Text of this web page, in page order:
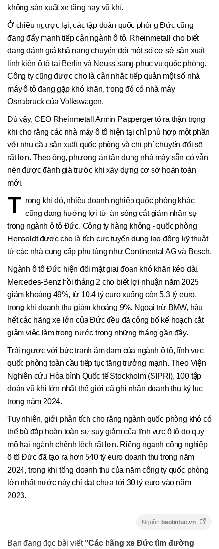
không sản xuất xe tăng hay vũ khí.
Ở chiều ngược lại, các tập đoàn quốc phòng Đức cũng
đang đẩy mạnh tiếp cận ngành ô tô. Rheinmetall cho biết
đang đánh giá khả năng chuyển đổi một số cơ sở sản xuất
linh kiện ô tô tại Berlin và Neuss sang phục vụ quốc phòng.
Công ty cũng được cho là cân nhắc tiếp quản một số nhà
máy ô tô đang gặp khó khăn, trong đó có nhà máy
Osnabruck của Volkswagen.
Dù vậy, CEO Rheinmetall Armin Papperger tỏ ra thận trọng
khi cho rằng các nhà máy ô tô hiện tại chỉ phù hợp một phần
với nhu cầu sản xuất quốc phòng và chi phí chuyển đổi sẽ
rất lớn. Theo ông, phương án tận dụng nhà máy sẵn có vẫn
nên được đánh giá trước khi xây dựng cơ sở hoàn toàn
mới.
T rong khi đó, nhiều doanh nghiệp quốc phòng khác
cũng đang hưởng lợi từ làn sóng cắt giảm nhân sự
trong ngành ô tô Đức. Công ty hàng không - quốc phòng
Hensoldt được cho là tích cực tuyển dụng lao động kỹ thuật
từ các nhà cung cấp phụ tùng như Continental AG và Bosch.
Ngành ô tô Đức hiện đối mặt giai đoạn khó khăn kéo dài.
Mercedes-Benz hồi tháng 2 cho biết lợi nhuận năm 2025
giảm khoảng 49%, từ 10,4 tỷ euro xuống còn 5,3 tỷ euro,
trong khi doanh thu giảm khoảng 9%. Ngoại trừ BMW, hầu
hết các hãng xe lớn của Đức đều đã công bố kế hoạch cắt
giảm việc làm trong nước trong những tháng gần đây.
Trái ngược với bức tranh ảm đạm của ngành ô tô, lĩnh vực
quốc phòng toàn cầu tiếp tục tăng trưởng mạnh. Theo Viện
Nghiên cứu Hòa bình Quốc tế Stockholm (SIPRI), 100 tập
đoàn vũ khí lớn nhất thế giới đã ghi nhận doanh thu kỷ lục
trong năm 2024.
Tuy nhiên, giới phân tích cho rằng ngành quốc phòng khó có
thể bù đắp hoàn toàn sự suy giảm của lĩnh vực ô tô do quy
mô hai ngành chênh lệch rất lớn. Riêng ngành công nghiệp
ô tô Đức đã tạo ra hơn 540 tỷ euro doanh thu trong năm
2024, trong khi tổng doanh thu của năm công ty quốc phòng
lớn nhất nước này chỉ đạt chưa tới 30 tỷ euro vào năm
2023.
Nguồn baotintuc.vn
Bạn đang đọc bài viết "Các hãng xe Đức tìm đường